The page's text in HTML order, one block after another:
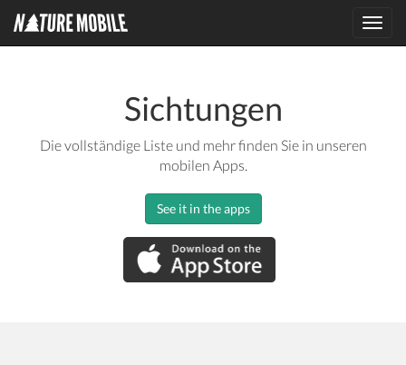
Sichtungen
Die vollständige Liste und mehr finden Sie in unseren
mobilen Apps.
See it in the apps